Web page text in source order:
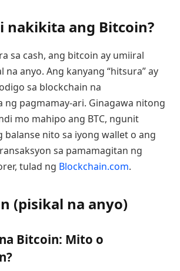
nakikita ang Bitcoin?
sa cash, ang bitcoin ay umiiral
na anyo. Ang kanyang “hitsura” ay
sa blockchain na
pagmamay-ari. Ginagawa nitong
mo mahipo ang BTC, ngunit
balanse nito sa iyong wallet o ang
sa pamamagitan ng
tulad ng Blockchain.com.
(pisikal na anyo)
Bitcoin: Mito o